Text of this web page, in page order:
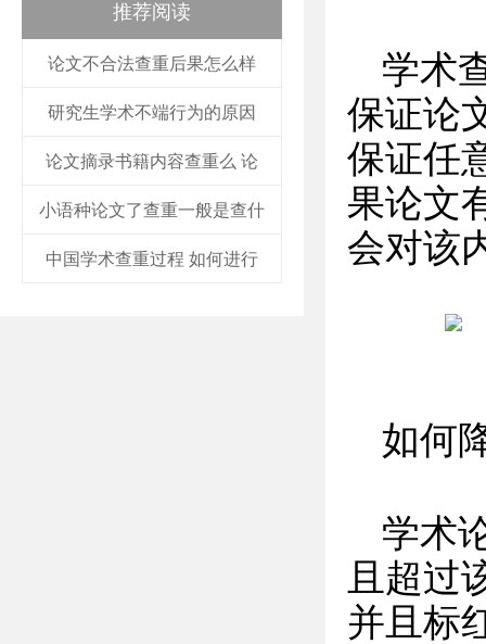
推荐阅读
论文不合法查重后果怎么样
研究生学术不端行为的原因
论文摘录书籍内容查重么 论
小语种论文了查重一般是查什
中国学术查重过程 如何进行
学术
保证论
保证任
果论文
会对该
如何
学术
且超过
并且标